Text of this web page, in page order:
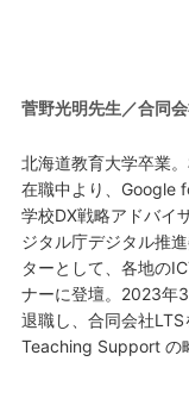
菅野光明先生／合同
北海道教育大学卒業
在職中より、Google
学校DX戦略アドバイ
ジタル庁デジタル推
ターとして、各地の
ナーに登壇。2023年
退職し、合同会社
Teaching Support の